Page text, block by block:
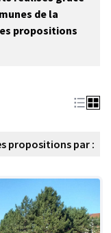
de la
propositions
propositions par :